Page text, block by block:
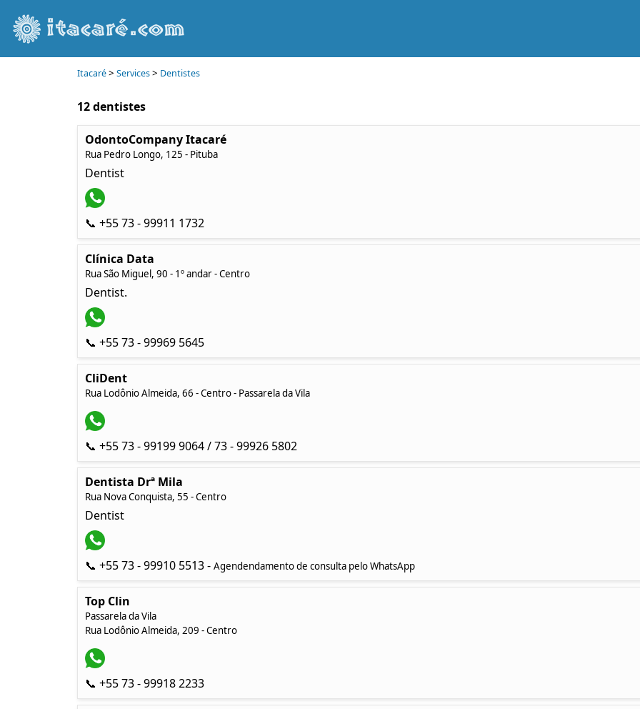
Itacaré> Services> Dentistes
12 dentistes
OdontoCompany Itacaré
Rua Pedro Longo, 125 - Pituba
Dentist
📞 +55 73 - 99911 1732
Clínica Data
Rua São Miguel, 90 - 1º andar - Centro
Dentist.
📞 +55 73 - 99969 5645
CliDent
Rua Lodônio Almeida, 66 - Centro - Passarela da Vila
📞 +55 73 - 99199 9064 / 73 - 99926 5802
Dentista Drª Mila
Rua Nova Conquista, 55 - Centro
Dentist
📞 +55 73 - 99910 5513 - Agendendamento de consulta pelo WhatsApp
Top Clin
Passarela da Vila
Rua Lodônio Almeida, 209 - Centro
📞 +55 73 - 99918 2233